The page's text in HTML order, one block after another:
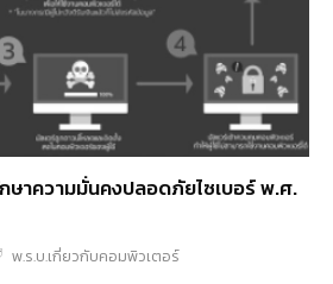
าความมั่นคงปลอดภัยไซเบอร์ พ.ศ.
พ.ร.บ.เกี่ยวกับคอมพิวเตอร์